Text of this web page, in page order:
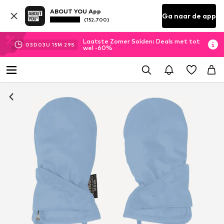
ABOUT YOU App
(152.700) Ga naar de app
03D 03U 15M 28S
Laatste Zomer Solden: Deals met tot
wel -60%